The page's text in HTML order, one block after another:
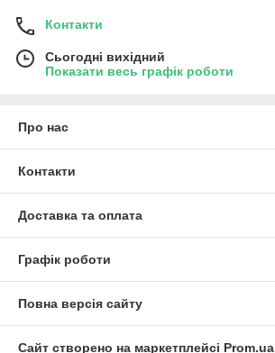
Контакти
Сьогодні вихідний
Показати весь графік роботи
Про нас
Контакти
Доставка та оплата
Графік роботи
Повна версія сайту
Сайт створено на маркетплейсі Prom.ua